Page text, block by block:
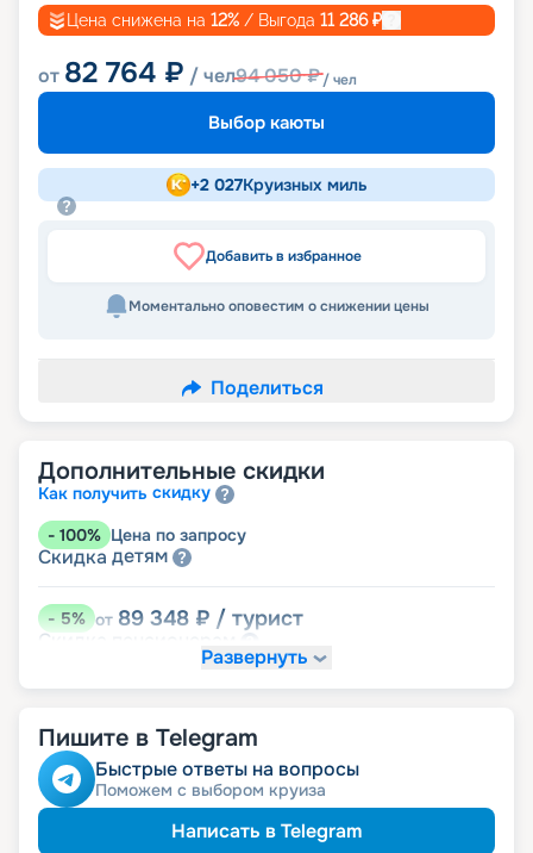
Цена снижена на 12% / Выгода 11 286₽
от 82 764 ₽ / чел94 050₽/ чел
Выбор каюты
+2 027Круизных миль
Добавить в избранное
Моментально оповестим о снижении цены
Поделиться
Дополнительные скидки
Как получить скидку
- 100% Цена по запросу
Скидка детям
-5% от 89 348 ₽ / турист
Скидка
Развернуть
Пишите в Telegram
Быстрые ответы на вопросы
Поможем с выбором круиза
Написать в Telegram